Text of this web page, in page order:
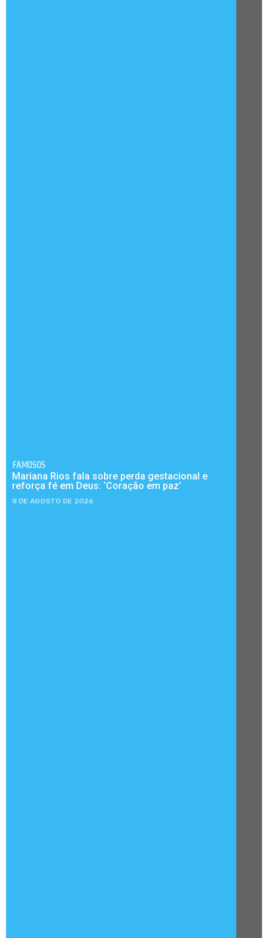
FAMOSOS
Mariana Rios fala sobre perda gestacional e
reforça fé em Deus: ‘Coração em paz’
8 DE AGOSTO DE 2026